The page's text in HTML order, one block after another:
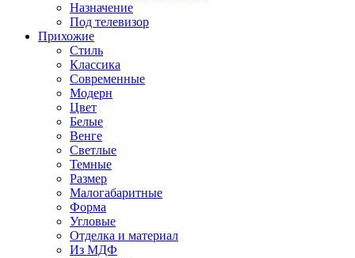
Назначение
Под телевизор
Прихожие
Стиль
Классика
Современные
Модерн
Цвет
Белые
Венге
Светлые
Темные
Размер
Малогабаритные
Форма
Угловые
Отделка и материал
Из МДФ